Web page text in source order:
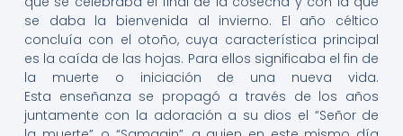
se daba la bienvenida al invierno. El año céltico
concluía con el otoño, cuya característica principal
es la caída de las hojas. Para ellos significaba el fin de
la muerte o iniciación de una nueva vida.
Esta enseñanza se propagó a través de los años
juntamente con la adoración a su dios el “Señor de